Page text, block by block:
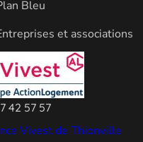
Bleu
et associations
42 57 57
Vivest de Thionville